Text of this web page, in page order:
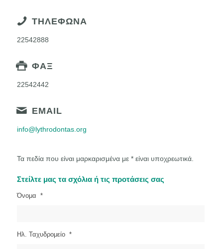
ΤΗΛΕΦΩΝΑ
22542888
ΦΑΞ
22542442
EMAIL
info@lythrodontas.org
Τα πεδία που είναι μαρκαρισμένα με * είναι υποχρεωτικά.
Στείλτε μας τα σχόλια ή τις προτάσεις σας
Όνομα *
Ηλ. Ταχυδρομείο *